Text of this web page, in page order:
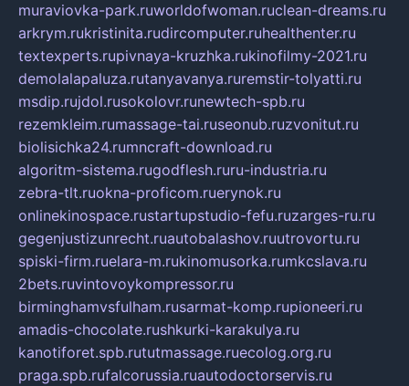
muraviovka-park.ruworldofwoman.ruclean-dreams.ru
arkrym.rukristinita.rudircomputer.ruhealthenter.ru
textexperts.rupivnaya-kruzhka.rukinofilmy-2021.ru
demolalapaluza.rutanyavanya.ruremstir-tolyatti.ru
msdip.rujdol.rusokolovr.runewtech-spb.ru
rezemkleim.rumassage-tai.ruseonub.ruzvonitut.ru
biolisichka24.rumncraft-download.ru
algoritm-sistema.rugodflesh.ruru-industria.ru
zebra-tlt.ruokna-proficom.ruerynok.ru
onlinekinospace.rustartupstudio-fefu.ruzarges-ru.ru
gegenjustizunrecht.ruautobalashov.ruutrovortu.ru
spiski-firm.ruelara-m.rukinomusorka.rumkcslava.ru
2bets.ruvintovoykompressor.ru
birminghamvsfulham.rusarmat-komp.rupioneeri.ru
amadis-chocolate.rushkurki-karakulya.ru
kanotiforet.spb.rututmassage.ruecolog.org.ru
praga.spb.rufalcorussia.ruautodoctorservis.ru